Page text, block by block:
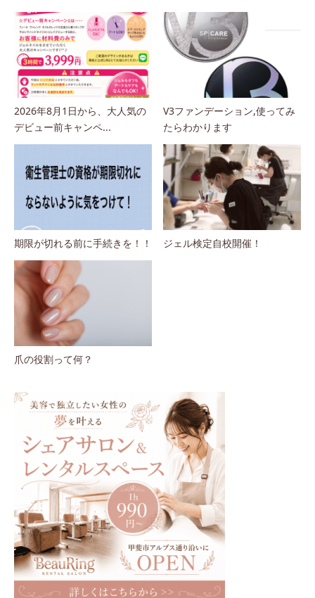
2026年8月1日から、大人気の
デビュー前キャンペ...
V3ファンデーション,使ってみ
たらわかります
期限が切れる前に手続きを！！ ジェル検定自校開催！
爪の役割って何？